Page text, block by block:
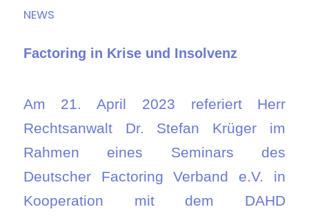
NEWS
Factoring in Krise und Insolvenz
Am 21. April 2023 referiert Herr
Rechtsanwalt Dr. Stefan Krüger im
Rahmen eines Seminars des
Deutscher Factoring Verband e.V. in
Kooperation mit dem DAHD